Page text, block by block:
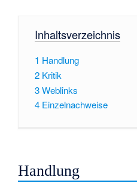
Inhaltsverzeichnis
1 Handlung
2 Kritik
3Weblinks
4 Einzelnachweise
Handlung